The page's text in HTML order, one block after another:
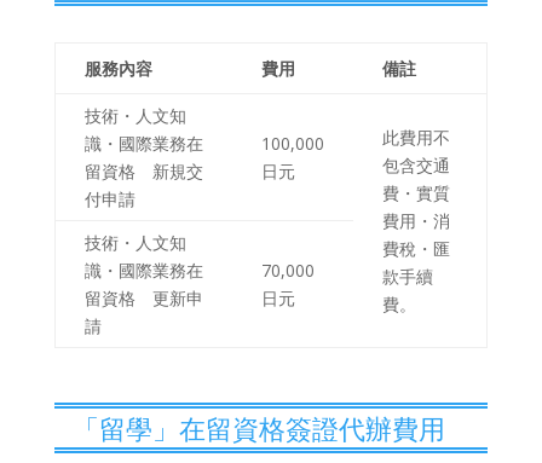
服務內容 費用 備註
技術・人文知
識・國際業務在
留資格 新規交
付申請
100,000
日元
此費用不
包含交通
費・實質
費用・消
費稅・匯
款手續
費。
技術・人文知
識・國際業務在
留資格 更新申
請
70,000
日元
「留學」在留資格簽證代辦費用